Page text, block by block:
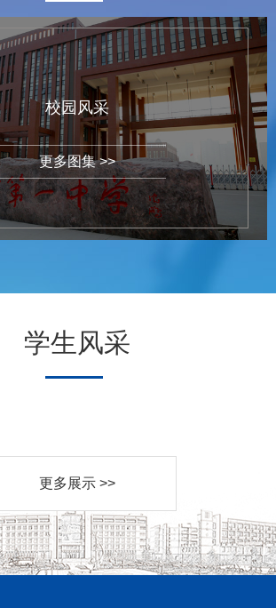
校园风采
更多图集 >>
学生风采
更多展示 >>